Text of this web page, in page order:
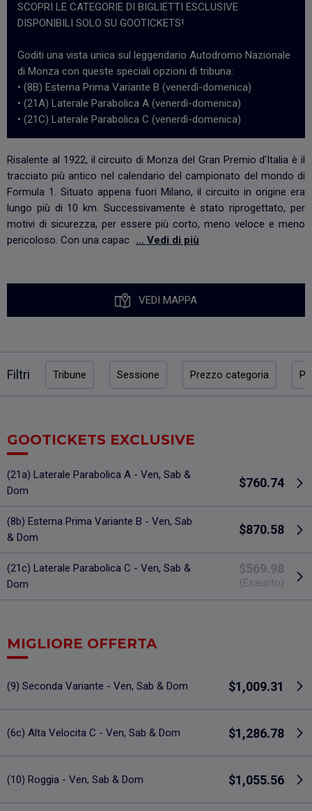
SCOPRI LE CATEGORIE DI BIGLIETTI ESCLUSIVE
DISPONIBILI SOLO SU GOOTICKETS!
Goditi una vista unica sul leggendario Autodromo Nazionale
di Monza con queste speciali opzioni di tribuna:
• (8B) Esterna Prima Variante B (venerdì-domenica)
• (21A) Laterale Parabolica A (venerdì-domenica)
• (21C) Laterale Parabolica C (venerdì-domenica)
Risalente al 1922, il circuito di Monza del Gran Premio d'Italia è il
tracciato più antico nel calendario del campionato del mondo di
Formula 1. Situato appena fuori Milano, il circuito in origine era
lungo più di 10 km. Successivamente è stato riprogettato, per
motivi di sicurezza, per essere più corto, meno veloce e meno
pericoloso. Con una capac
... Vedi di più
VEDI MAPPA
Filtri Tribune Sessione Prezzo categoria
GOOTICKETS EXCLUSIVE
(21a) Laterale Parabolica A - Ven, Sab &
Dom
$760.74
(8b) Esterna Prima Variante B - Ven, Sab
& Dom
$870.58
(21c) Laterale Parabolica C - Ven, Sab &
Dom
$569.98
(Esaurito)
MIGLIORE OFFERTA
(9) Seconda Variante - Ven, Sab & Dom $1,009.31
(6c) Alta Velocita C - Ven, Sab & Dom $1,286.78
(10) Roggia - Ven, Sab & Dom $1,055.56